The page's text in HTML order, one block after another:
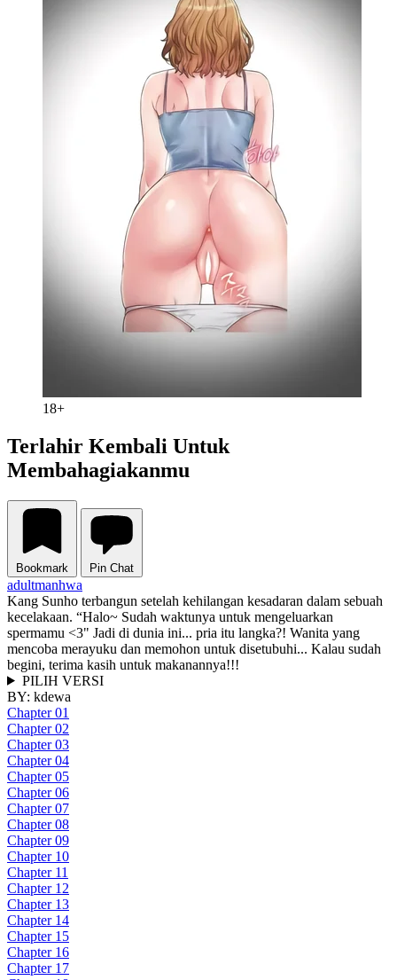
18+
Terlahir Kembali Untuk
Membahagiakanmu
Bookmark Pin Chat
adultmanhwa
Kang Sunho terbangun setelah kehilangan kesadaran dalam sebuah
kecelakaan. “Halo~ Sudah waktunya untuk mengeluarkan
spermamu <3" Jadi di dunia ini... pria itu langka?! Wanita yang
mencoba merayuku dan memohon untuk disetubuhi... Kalau sudah
begini, terima kasih untuk makanannya!!!
PILIH VERSI
BY: kdewa
Chapter 01
Chapter 02
Chapter 03
Chapter 04
Chapter 05
Chapter 06
Chapter 07
Chapter 08
Chapter 09
Chapter 10
Chapter 11
Chapter 12
Chapter 13
Chapter 14
Chapter 15
Chapter 16
Chapter 17